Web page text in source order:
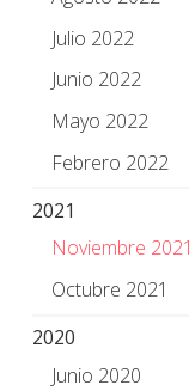
Julio 2022
Junio 2022
Mayo 2022
Febrero 2022
2021
Noviembre 2021
Octubre 2021
2020
Junio 2020